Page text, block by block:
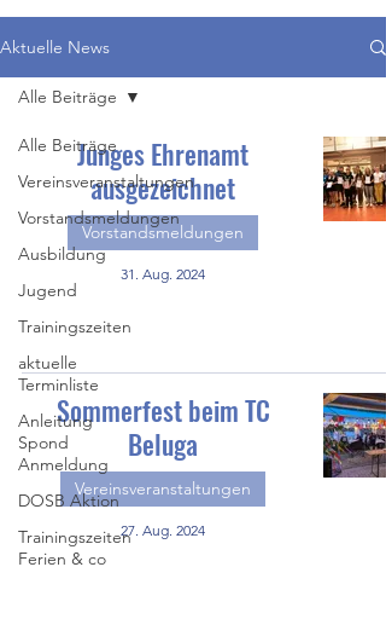
Aktuelle News
Alle Beiträge
Vereinsveranstaltungen
Vorstandsmeldungen
Ausbildung
Jugend
Trainingszeiten
aktuelle
Terminliste
Anleitung
Spond
Anmeldung
DOSB Aktion
Trainingszeiten
Ferien & co
Alle Beiträge
Junges Ehrenamt
ausgezeichnet
Vorstandsmeldungen
31. Aug. 2024
Sommerfest beim TC
Beluga
Vereinsveranstaltungen
27. Aug. 2024